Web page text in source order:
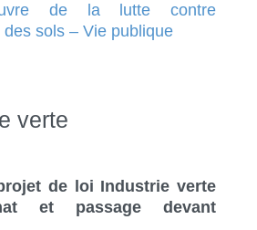
de la lutte contre
des sols – Vie publique
verte
de loi Industrie verte
et passage devant